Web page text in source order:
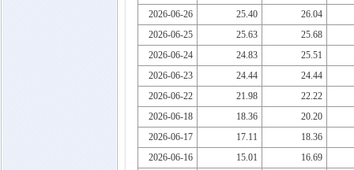
2026-06-26
25.40
26.04
2026-06-25
25.63
25.68
2026-06-24
24.83
25.51
2026-06-23
24.44
24.44
2026-06-22
21.98
22.22
2026-06-18
18.36
20.20
2026-06-17
17.11
18.36
2026-06-16
15.01
16.69